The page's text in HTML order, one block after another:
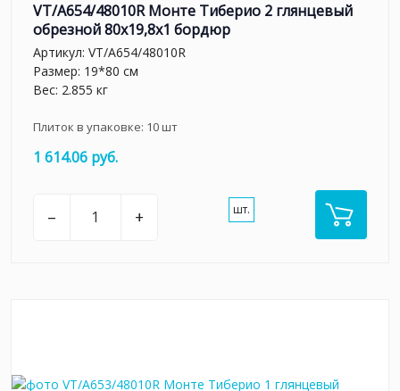
VT/A654/48010R Монте Тиберио 2 глянцевый
обрезной 80x19,8x1 бордюр
Артикул: VT/A654/48010R
Размер: 19*80 см
Вес: 2.855 кг
Плиток в упаковке: 10шт
1 614.06 руб.
– + шт.